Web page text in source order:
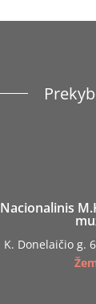
Nacionalinis
K. Donelaičio g.